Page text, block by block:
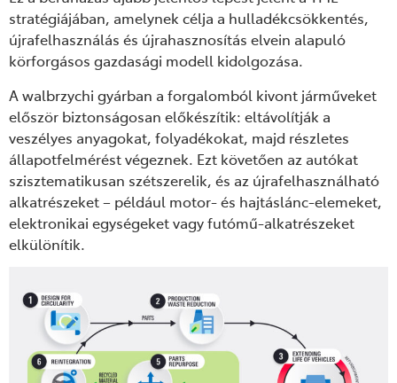
stratégiájában, amelynek célja a hulladékcsökkentés,
újrafelhasználás és újrahasznosítás elvein alapuló
körforgásos gazdasági modell kidolgozása.
A walbrzychi gyárban a forgalomból kivont járműveket
először biztonságosan előkészítik: eltávolítják a
veszélyes anyagokat, folyadékokat, majd részletes
állapotfelmérést végeznek. Ezt követően az autókat
szisztematikusan szétszerelik, és az újrafelhasználható
alkatrészeket – például motor- és hajtáslánc-elemeket,
elektronikai egységeket vagy futómű-alkatrészeket
elkülönítik.